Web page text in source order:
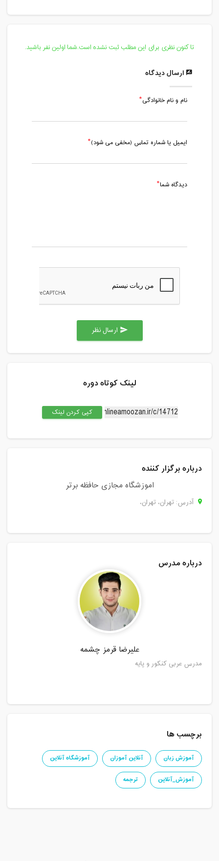
مدت کلاس : 02:00 ساعت
تا کنون نظری برای این مطلب ثبت نشده است.شما اولین نفر باشید.
ارسال دیدگاه
نام و نام خانوادگی
ایمیل یا شماره تماس (مخفی می شود)
دیدگاه شما
send
لینک کوتاه دوره
کپی کردن لینک
درباره برگزار کننده
اموزشگاه مجازی حافظه برتر
آدرس: تهران، تهران،
درباره مدرس
علیرضا قرمز چشمه
مدرس عربی کنکور و پایه
برچسب ها
آموزش زبان آنلاین آموزان
آموزشگاه آنلاین
آموزش_آنلاین
ترجمه